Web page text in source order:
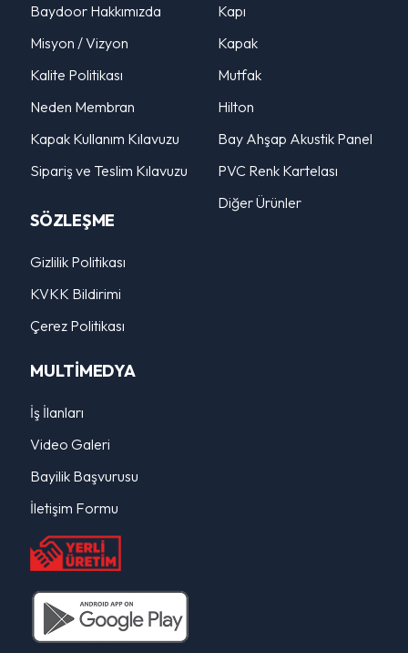
Baydoor Hakkımızda
Misyon / Vizyon
Kalite Politikası
Neden Membran
Kapak Kullanım Kılavuzu
Sipariş ve Teslim Kılavuzu
SÖZLEŞME
Gizlilik Politikası
KVKK Bildirimi
Çerez Politikası
Kapı
Kapak
Mutfak
Hilton
Bay Ahşap Akustik Panel
PVC Renk Kartelası
Diğer Ürünler
MULTİMEDYA
İş İlanları
Video Galeri
Bayilik Başvurusu
İletişim Formu